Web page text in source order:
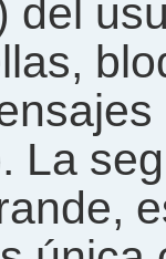
del
La